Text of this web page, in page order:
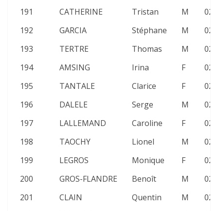
191
CATHERINE Tristan M
192
GARCIA Stéphane M
193
TERTRE Thomas M
194
AMSING Irina F
195
TANTALE Clarice F
196
DALELE Serge M
197
LALLEMAND Caroline F
198
TAOCHY Lionel M
199
LEGROS Monique F
200
GROS-FLANDRE Benoît M
201
CLAIN Quentin M